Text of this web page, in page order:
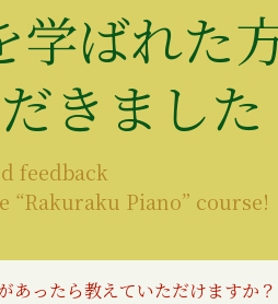
学ばれた
きました
feedback
Piano” course!
あったら教えていただけますか？